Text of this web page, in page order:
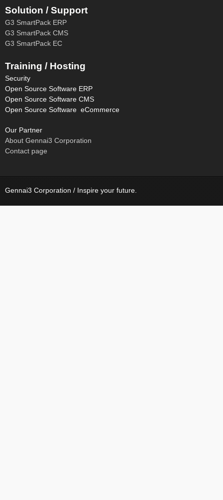
Solution / Support
G3 SmartPack ERP
G3 SmartPack CMS
G3 SmartPack EC
Training / Hosting
Security
Open Source Software ERP
Open Source Software CMS
Open Source Software eCommerce
Our Partner
About Gennai3 Corporation
Contact page
Gennai3 Corporation / Inspire your future.